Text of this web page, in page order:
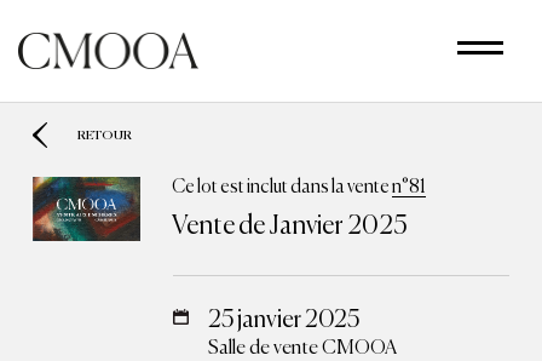
contenu
principal
RETOUR
Ce lot est inclut dans la venten°81
Vente de Janvier 2025
25 janvier 2025
Salle de vente CMOOA